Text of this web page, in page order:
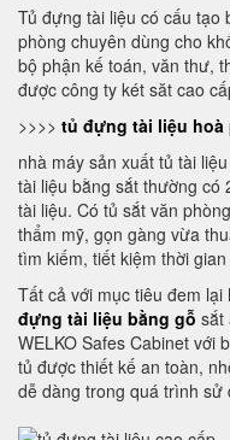
Tủ đựng tài liệu có cấu tạo
phòng chuyên dùng cho
bộ phận kế toán, văn thư,
được công ty két săt cao
>>>> tủ đựng tài liệu hoà
nhà máy sản xuất tủ tài
tài liệu bằng sắt thường có
tài liệu. Có tủ sắt văn
thẩm mỹ, gọn gàng vừa
tìm kiếm, tiết kiệm thời
Tất cả với mục tiêu đem
đựng tài liệu bằng gỗ sắt
WELKO Safes Cabinet với
tủ được thiết kế an toàn,
dễ dàng trong quá trình sử